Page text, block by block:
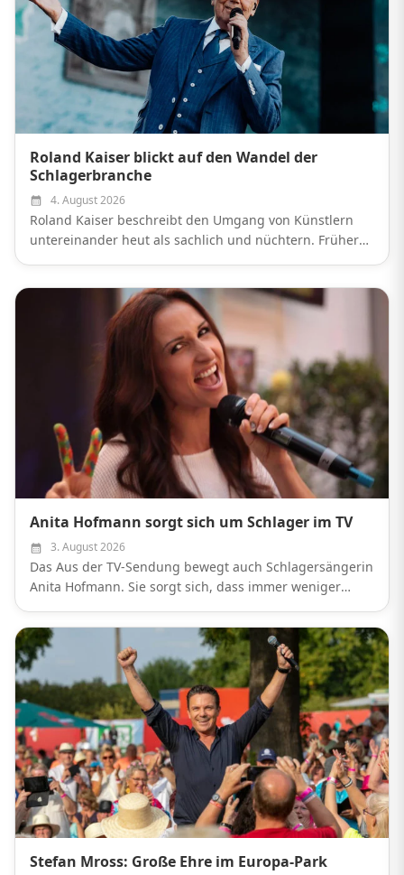
Roland Kaiser blickt auf den Wandel der
Schlagerbranche
4. August 2026
Roland Kaiser beschreibt den Umgang von Künstlern
untereinander heut als sachlich und nüchtern. Früher
Anita Hofmann sorgt sich um Schlager im TV
3. August 2026
Das Aus der TV-Sendung bewegt auch Schlagersängerin
Anita Hofmann. Sie sorgt sich, dass immer weniger
Stefan Mross: Große Ehre im Europa-Park